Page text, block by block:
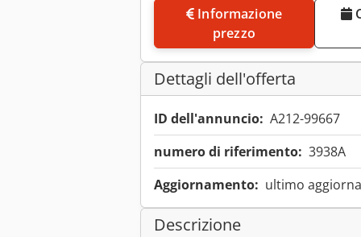
prezzo
Concordare un appuntamento di
Dettagli dell'offerta
ID dell'annuncio: A212-99667
numero di riferimento: 3938A
Aggiornamento: ultimo
Descrizione